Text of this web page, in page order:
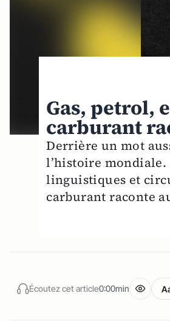
Gas, petrol,
carburant
Derrière un mot
l’histoire
linguistiques et
carburant raconte
Écoutez cet article0:00min